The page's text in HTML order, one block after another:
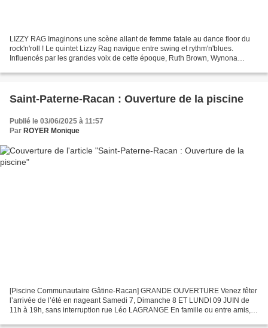
LIZZY RAG Imaginons une scène allant de femme fatale au dance floor du
rock'n'roll ! Le quintet Lizzy Rag navigue entre swing et rythm'n'blues.
Influencés par les grandes voix de cette époque, Ruth Brown, Wynona
Saint-Paterne-Racan : Ouverture de la piscine
Publié le 03/06/2025 à 11:57
Par ROYER Monique
[Piscine Communautaire Gâtine-Racan] GRANDE OUVERTURE Venez fêter
l’arrivée de l’été en nageant Samedi 7, Dimanche 8 ET LUNDI 09 JUIN de
11h à 19h, sans interruption rue Léo LAGRANGE En famille ou entre amis,